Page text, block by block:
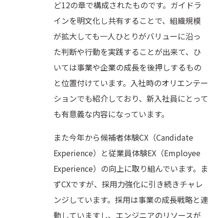
ど12の章で構成されたものです。ガイドラ
インを明文化し共有することで、組織規模
が拡大しても一人ひとりがバリューに沿っ
た判断や行動を実践することが出来て、ひ
いては事業や企業の成長を後押しするもの
と位置付けています。入社時のオリエンテー
ションでも紹介しており、新入社員にとって
も有意義な内容になっています。
また今年から候補者体験CX（Candidate
Experience）と従業員体験EX（Employee
Experience）の向上に取り組んでいます。ま
ずCXですが、採用力強化に引き続きチャレ
ンジしています。採用は事業の成長戦略と連
動していますし、エンジニアのリソースが